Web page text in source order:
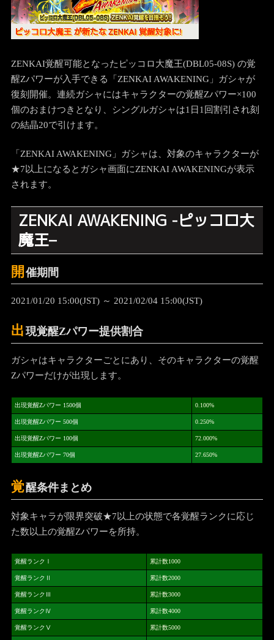
ZENKAI覚醒可能となったピッコロ大魔王(DBL05-08S) の覚
醒Zパワーが入手できる「ZENKAI AWAKENING」ガシャが
復刻開催。連続ガシャにはキャラクターの覚醒Zパワー×100
個のおまけつきとなり、シングルガシャは1日1回割引され刻
の結晶20で引けます。
「ZENKAI AWAKENING」ガシャは、対象のキャラクターが
★7以上になるとガシャ画面にZENKAI AWAKENINGが表示
されます。
ZENKAI AWAKENING -ピッコロ大
魔王–
開 催期間
2021/01/20 15:00(JST) ～ 2021/02/04 15:00(JST)
出 現覚醒Zパワー提供割合
ガシャはキャラクターごとにあり、そのキャラクターの覚醒
Zパワーだけが出現します。
出現覚醒Zパワー 1500個 0.100%
出現覚醒Zパワー 500個 0.250%
出現覚醒Zパワー 100個 72.000%
出現覚醒Zパワー 70個 27.650%
覚醒条件まとめ
対象キャラが限界突破★7以上の状態で各覚醒ランクに応じ
た数以上の覚醒Zパワーを所持。
覚醒ランクⅠ 累計数1000
覚醒ランクⅡ 累計数2000
覚醒ランクⅢ 累計数3000
覚醒ランクⅣ 累計数4000
覚醒ランクⅤ 累計数5000